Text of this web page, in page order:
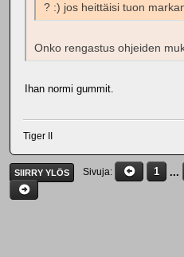
? :) jos heittäisi tuon
Onko rengastus ohjeiden
Ihan normi gummit.
Tiger II
SIIRRY YLÖS Sivuja 1 ...